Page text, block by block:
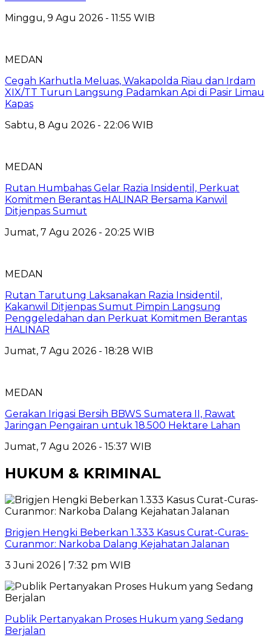
Minggu, 9 Agu 2026 - 11:55 WIB
MEDAN
Cegah Karhutla Meluas, Wakapolda Riau dan Irdam
XIX/TT Turun Langsung Padamkan Api di Pasir Limau
Kapas
Sabtu, 8 Agu 2026 - 22:06 WIB
MEDAN
Rutan Humbahas Gelar Razia Insidentil, Perkuat
Komitmen Berantas HALINAR Bersama Kanwil
Ditjenpas Sumut
Jumat, 7 Agu 2026 - 20:25 WIB
MEDAN
Rutan Tarutung Laksanakan Razia Insidentil,
Kakanwil Ditjenpas Sumut Pimpin Langsung
Penggeledahan dan Perkuat Komitmen Berantas
HALINAR
Jumat, 7 Agu 2026 - 18:28 WIB
MEDAN
Gerakan Irigasi Bersih BBWS Sumatera II, Rawat
Jaringan Pengairan untuk 18.500 Hektare Lahan
Jumat, 7 Agu 2026 - 15:37 WIB
HUKUM & KRIMINAL
Brigjen Hengki Beberkan 1.333 Kasus Curat-Curas-
Curanmor: Narkoba Dalang Kejahatan Jalanan
3 Juni 2026 | 7:32 pm WIB
Publik Pertanyakan Proses Hukum yang Sedang
Berjalan